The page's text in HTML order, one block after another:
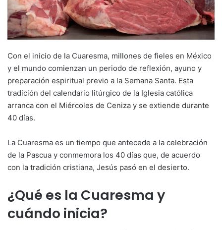
Con el inicio de la Cuaresma, millones de fieles en México
y el mundo comienzan un periodo de reflexión, ayuno y
preparación espiritual previo a la Semana Santa. Esta
tradición del calendario litúrgico de la Iglesia católica
arranca con el Miércoles de Ceniza y se extiende durante
40 días.
La Cuaresma es un tiempo que antecede a la celebración
de la Pascua y conmemora los 40 días que, de acuerdo
con la tradición cristiana, Jesús pasó en el desierto.
¿Qué es la Cuaresma y
cuándo inicia?